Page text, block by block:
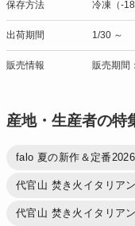
保存方法 冷凍（-
出荷期間 1/30 ～
販売情報 販売期間
産地・生産者の特
falo 夏の新作＆定番2026
代官山 焚き火イタリア
代官山 焚き火イタリア